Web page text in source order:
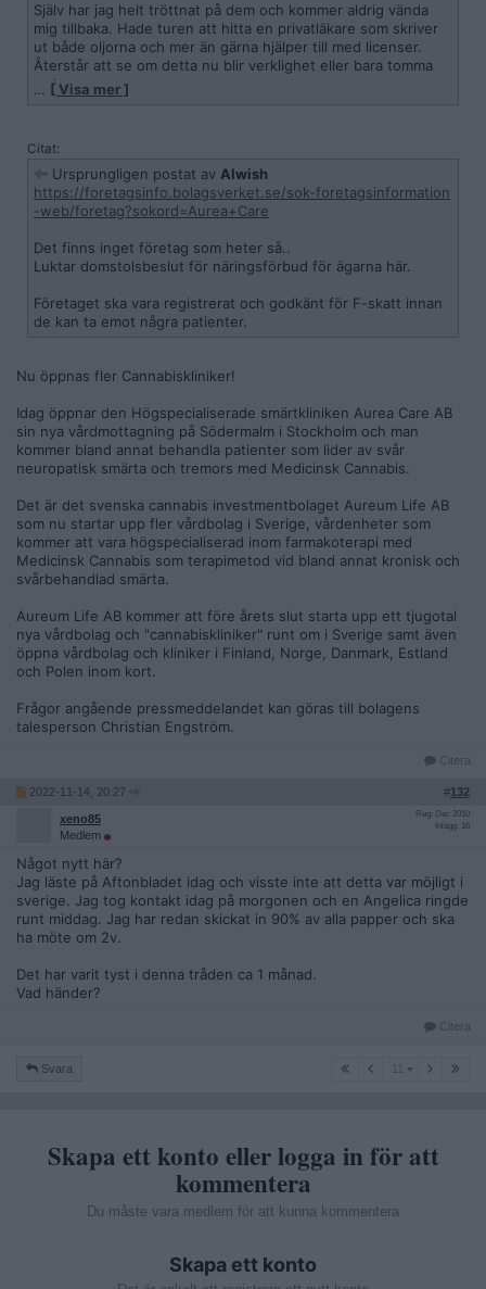
Själv har jag helt tröttnat på dem och kommer aldrig vända
mig tillbaka. Hade turen att hitta en privatläkare som skriver
ut både oljorna och mer än gärna hjälper till med licenser.
Återstår att se om detta nu blir verklighet eller bara tomma
ord.
tydligen vara bekräftade, men mer vet jag inte.
… [ Visa mer ]
Citat:
Ursprungligen postat av Alwish
https://foretagsinfo.bolagsverket.se/sok-foretagsinformation
-web/foretag?sokord=Aurea+Care
Det finns inget företag som heter så..
Luktar domstolsbeslut för näringsförbud för ägarna här.
Företaget ska vara registrerat och godkänt för F-skatt innan
de kan ta emot några patienter.
Nu öppnas fler Cannabiskliniker!
Idag öppnar den Högspecialiserade smärtkliniken Aurea Care AB
sin nya vårdmottagning på Södermalm i Stockholm och man
kommer bland annat behandla patienter som lider av svår
neuropatisk smärta och tremors med Medicinsk Cannabis.
Det är det svenska cannabis investmentbolaget Aureum Life AB
som nu startar upp fler vårdbolag i Sverige, vårdenheter som
kommer att vara högspecialiserad inom farmakoterapi med
Medicinsk Cannabis som terapimetod vid bland annat kronisk och
svårbehandlad smärta.
Aureum Life AB kommer att före årets slut starta upp ett tjugotal
nya vårdbolag och "cannabiskliniker" runt om i Sverige samt även
öppna vårdbolag och kliniker i Finland, Norge, Danmark, Estland
och Polen inom kort.
Frågor angående pressmeddelandet kan göras till bolagens
talesperson Christian Engström.
Citera
2022-11-14, 20:27 #132
xeno85
Medlem
Reg: Dec 2010
Inlägg: 16
Något nytt här?
Jag läste på Aftonbladet idag och visste inte att detta var möjligt i
sverige. Jag tog kontakt idag på morgonen och en Angelica ringde
runt middag. Jag har redan skickat in 90% av alla papper och ska
ha möte om 2v.
Det har varit tyst i denna tråden ca 1 månad.
Vad händer?
Citera
Svara
Skapa ett konto eller logga in för att
kommentera
Du måste vara medlem för att kunna kommentera
Skapa ett konto